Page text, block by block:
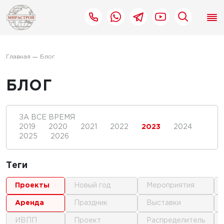
Главная Блог
БЛОГ
ЗА ВСЕ ВРЕМЯ
2019
2020 2021 2022 2023
2024
2025
2026
Теги
проекты
аренда
ИВПП
новый год
праздник
проект
мероприятия
выставки
распределитель